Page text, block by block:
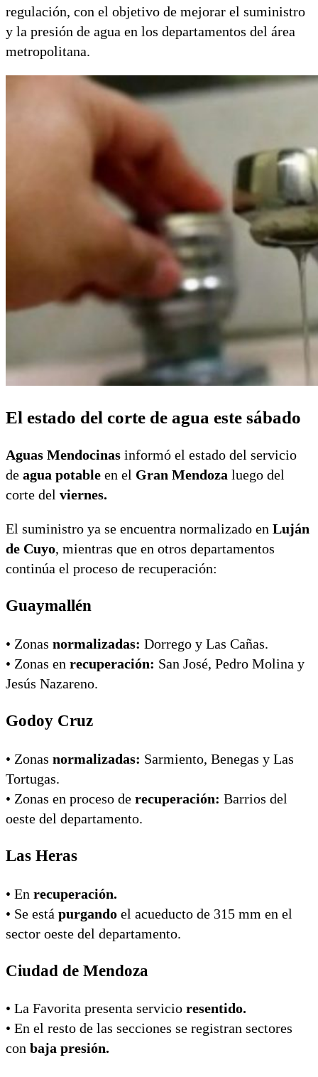
regulación, con el objetivo de mejorar el suministro
y la presión de agua en los departamentos del área
metropolitana.
El estado del corte de agua este sábado
Aguas Mendocinas informó el estado del servicio
de agua potable en el Gran Mendoza luego del
corte del viernes.
El suministro ya se encuentra normalizado en Luján
de Cuyo, mientras que en otros departamentos
continúa el proceso de recuperación:
Guaymallén
•⁠ ⁠Zonas normalizadas: Dorrego y Las Cañas.
•⁠ ⁠Zonas en recuperación: San José, Pedro Molina y
Jesús Nazareno.
Godoy Cruz
•⁠ ⁠Zonas normalizadas: Sarmiento, Benegas y Las
Tortugas.
•⁠ ⁠Zonas en proceso de recuperación: Barrios del
oeste del departamento.
Las Heras
•⁠ ⁠En recuperación.
•⁠ ⁠Se está purgando el acueducto de 315 mm en el
sector oeste del departamento.
Ciudad de Mendoza
•⁠ ⁠La Favorita presenta servicio resentido.
•⁠ ⁠En el resto de las secciones se registran sectores
con baja presión.